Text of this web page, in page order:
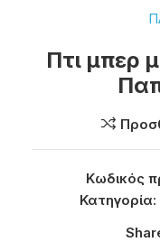
Πτι μπερ
Κωδικός
Κατηγορία: